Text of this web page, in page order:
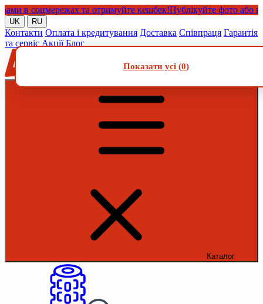
соцмережах та отримуйте кешбек!Публікуйте фото або
UK RU
Контакти Оплата і кредитування Доставка Співпраця Гарантія
та сервіс Акції Блог
Каталог
Показати усі (0)